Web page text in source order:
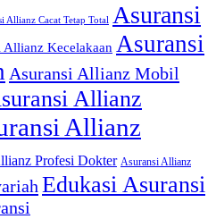
Allianz Cacat Tetap Total Asuransi
Allianz Kecelakaan Asuransi
Asuransi Allianz Mobil
Allianz
Allianz
Profesi Dokter Asuransi Allianz
Edukasi Asuransi